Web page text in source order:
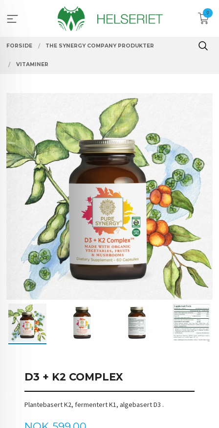
innholdet
0
FORSIDE THE SYNERGY COMPANY PRODUKTER
VITAMINER
D3 + K2 COMPLEX
Plantebasert K2, fermentert K1, algebasert D3 .